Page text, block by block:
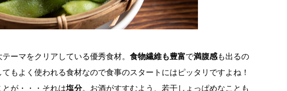
ーマをクリアしている優秀食材。 食物繊維も豊富で満腹感も出るの
もよく使われる食材なので食事のスタートにはピッタリですよね！
が・・・それは塩分。お酒がすすむよう、若干しょっぱめなことも